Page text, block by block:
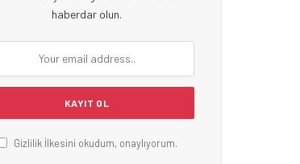
haberdar olun.
Gizlilik İlkesini okudum, onaylıyorum.